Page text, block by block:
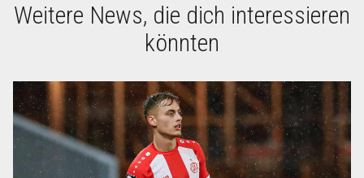
Weitere News, die dich interessieren
könnten